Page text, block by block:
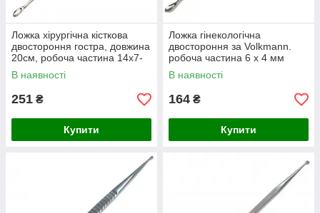
Ложка хірургічна кісткова
двостороння гостра, довжина
20см, робоча частина 14х7-
11х4 мм
В наявності
251 ₴
Купити
Ложка гінекологічна
двостороння за Volkmann.
робоча частина 6 х 4 мм
В наявності
164 ₴
Купити